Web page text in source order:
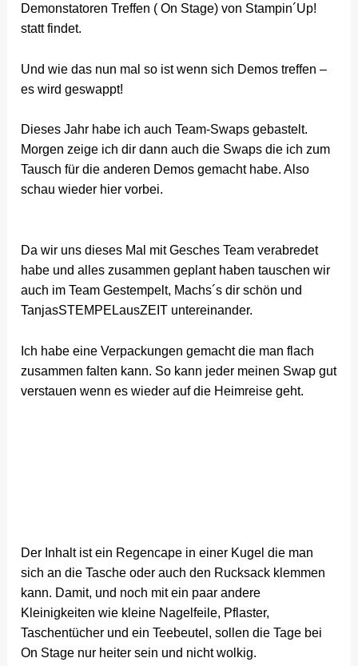
Demonstatoren Treffen ( On Stage) von Stampin´Up!
statt findet.
Und wie das nun mal so ist wenn sich Demos treffen –
es wird geswappt!
Dieses Jahr habe ich auch Team-Swaps gebastelt.
Morgen zeige ich dir dann auch die Swaps die ich zum
Tausch für die anderen Demos gemacht habe. Also
schau wieder hier vorbei.
Da wir uns dieses Mal mit Gesches Team verabredet
habe und alles zusammen geplant haben tauschen wir
auch im Team Gestempelt, Machs´s dir schön und
TanjasSTEMPELausZEIT untereinander.
Ich habe eine Verpackungen gemacht die man flach
zusammen falten kann. So kann jeder meinen Swap gut
verstauen wenn es wieder auf die Heimreise geht.
Der Inhalt ist ein Regencape in einer Kugel die man
sich an die Tasche oder auch den Rucksack klemmen
kann. Damit, und noch mit ein paar andere
Kleinigkeiten wie kleine Nagelfeile, Pflaster,
Taschentücher und ein Teebeutel, sollen die Tage bei
On Stage nur heiter sein und nicht wolkig.